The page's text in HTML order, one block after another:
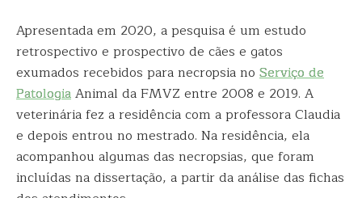
Apresentada em 2020, a pesquisa é um estudo
retrospectivo e prospectivo de cães e gatos
exumados recebidos para necropsia no Serviço de
PatologiaAnimal da FMVZ entre 2008 e 2019. A
veterinária fez a residência com a professora Claudia
e depois entrou no mestrado. Na residência, ela
acompanhou algumas das necropsias, que foram
incluídas na dissertação, a partir da análise das fichas